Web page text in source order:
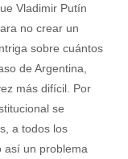
Vladimir Putín
no crear un
sobre cuántos
de Argentina,
más difícil. Por
se
a todos los
así un problema